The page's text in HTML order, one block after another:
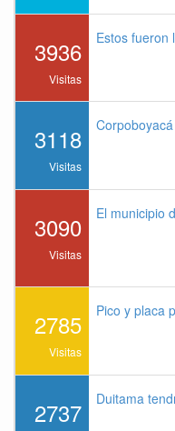
3936
Visitas
Estos fueron
3118
Visitas
3090
Visitas
El municipio
2785
Visitas
Pico y placa
2737 Duitama